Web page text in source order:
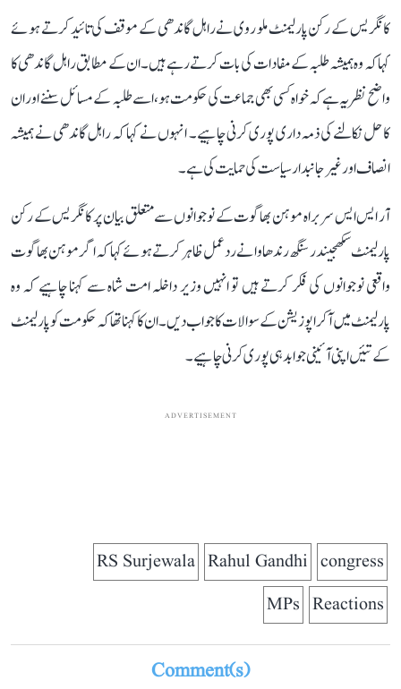
کانگریس کے رکن پارلیمنٹ ملو روی نے راہل گاندھی کے موقف کی تائید کرتے ہوئے
کہا کہ وہ ہمیشہ طلبہ کے مفادات کی بات کرتے رہے ہیں۔ ان کے مطابق راہل گاندھی کا
واضح نظریہ ہے کہ خواہ کسی بھی جماعت کی حکومت ہو، اسے طلبہ کے مسائل سننے اور ان
کا حل نکالنے کی ذمہ داری پوری کرنی چاہیے۔ انہوں نے کہا کہ راہل گاندھی نے ہمیشہ
انصاف اور غیر جانبدار سیاست کی حمایت کی ہے۔
آر ایس ایس سربراہ موہن بھاگوت کے نوجوانوں سے متعلق بیان پر کانگریس کے رکن
پارلیمنٹ سکھجیندر سنگھ رندھاوا نے ردعمل ظاہر کرتے ہوئے کہا کہ اگر موہن بھاگوت
واقعی نوجوانوں کی فکر کرتے ہیں تو انہیں وزیر داخلہ امت شاہ سے کہنا چاہیے کہ وہ
پارلیمنٹ میں آکر اپوزیشن کے سوالات کا جواب دیں۔ ان کا کہنا تھا کہ حکومت کو پارلیمنٹ
کے تئیں اپنی آئینی جوابدہی پوری کرنی چاہیے۔
ADVERTISEMENT
congress
Rahul Gandhi
RS Surjewala
Reactions
MPs
Comment(s)